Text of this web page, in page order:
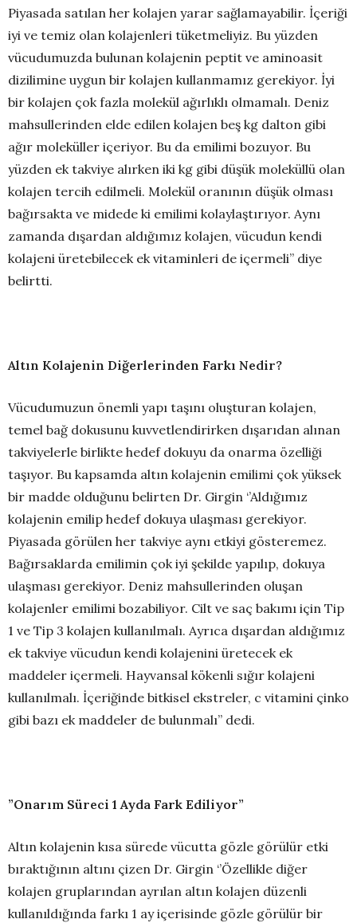
Piyasada satılan her kolajen yarar sağlamayabilir. İçeriği
iyi ve temiz olan kolajenleri tüketmeliyiz. Bu yüzden
vücudumuzda bulunan kolajenin peptit ve aminoasit
dizilimine uygun bir kolajen kullanmamız gerekiyor. İyi
bir kolajen çok fazla molekül ağırlıklı olmamalı. Deniz
mahsullerinden elde edilen kolajen beş kg dalton gibi
ağır moleküller içeriyor. Bu da emilimi bozuyor. Bu
yüzden ek takviye alırken iki kg gibi düşük moleküllü olan
kolajen tercih edilmeli. Molekül oranının düşük olması
bağırsakta ve midede ki emilimi kolaylaştırıyor. Aynı
zamanda dışardan aldığımız kolajen, vücudun kendi
kolajeni üretebilecek ek vitaminleri de içermeli’’ diye
belirtti.
Altın Kolajenin Diğerlerinden Farkı Nedir?
Vücudumuzun önemli yapı taşını oluşturan kolajen,
temel bağ dokusunu kuvvetlendirirken dışarıdan alınan
takviyelerle birlikte hedef dokuyu da onarma özelliği
taşıyor. Bu kapsamda altın kolajenin emilimi çok yüksek
bir madde olduğunu belirten Dr. Girgin ‘’Aldığımız
kolajenin emilip hedef dokuya ulaşması gerekiyor.
Piyasada görülen her takviye aynı etkiyi gösteremez.
Bağırsaklarda emilimin çok iyi şekilde yapılıp, dokuya
ulaşması gerekiyor. Deniz mahsullerinden oluşan
kolajenler emilimi bozabiliyor. Cilt ve saç bakımı için Tip
1 ve Tip 3 kolajen kullanılmalı. Ayrıca dışardan aldığımız
ek takviye vücudun kendi kolajenini üretecek ek
maddeler içermeli. Hayvansal kökenli sığır kolajeni
kullanılmalı. İçeriğinde bitkisel ekstreler, c vitamini çinko
gibi bazı ek maddeler de bulunmalı’’ dedi.
”Onarım Süreci 1 Ayda Fark Ediliyor”
Altın kolajenin kısa sürede vücutta gözle görülür etki
bıraktığının altını çizen Dr. Girgin ‘’Özellikle diğer
kolajen gruplarından ayrılan altın kolajen düzenli
kullanıldığında farkı 1 ay içerisinde gözle görülür bir